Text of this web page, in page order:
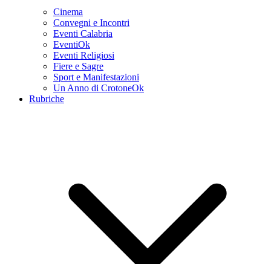
Cinema
Convegni e Incontri
Eventi Calabria
EventiOk
Eventi Religiosi
Fiere e Sagre
Sport e Manifestazioni
Un Anno di CrotoneOk
Rubriche